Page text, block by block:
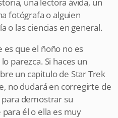
fotógrafa o alguien
o las ciencias en general.
que el ñoño no es
parezca. Si haces un
un capitulo de Star Trek
no dudará en corregirte de
demostrar su
él o ella es muy